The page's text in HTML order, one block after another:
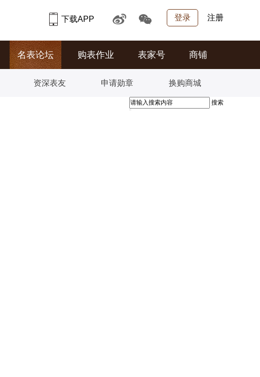
登录 注册
下载APP
名表论坛 购表作业 表家号 商铺
资深表友 申请勋章 换购商城
搜索